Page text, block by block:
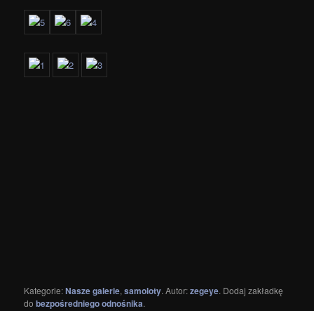
Kategorie:Nasze galerie,samoloty. Autor:zegeye. Dodaj zakładkę
dobezpośredniego odnośnika.